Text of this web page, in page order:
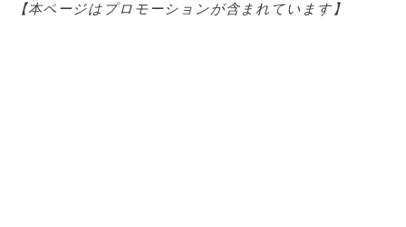
【本ページはプロモーションが含まれています】